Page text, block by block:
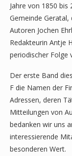
Jahre von 1850 bis
Gemeinde Geratal,
Autoren Jochen
Redakteurin Antje
periodischer Folge
Der erste Band
F die Namen der
Adressen, deren
Mitteilungen von
bedanken wir uns
interessierende
besonderen Wert.